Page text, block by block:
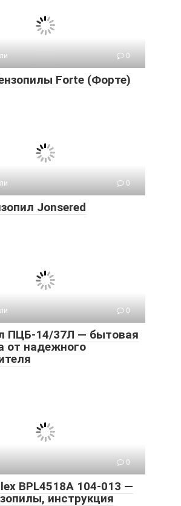
0
Forte (Форте)
0
Jonsered
0
ПЦБ-14/37Л — бытовая
от надежного
0
BPL4518A 104-013 —
инструкция